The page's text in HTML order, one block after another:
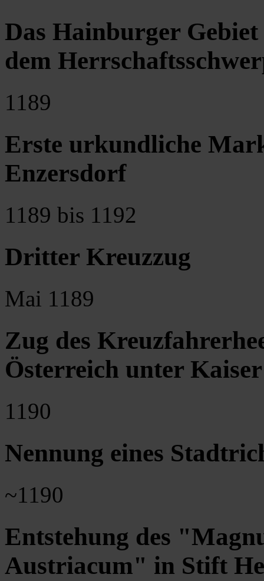
Das Hainburger
dem
1189
Erste urkundliche
Enzersdorf
1189 bis 1192
Dritter Kreuzzug
Mai 1189
Zug des
Österreich unter
1190
Nennung eines
~1190
Entstehung des
Austriacum" in Stift